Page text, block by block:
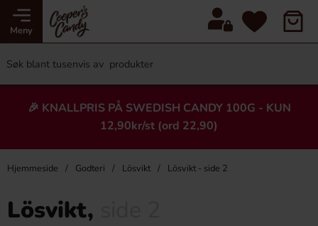
Meny
🎉 KNALLPRIS PÅ SWEDISH CANDY 100G - KUN
12,90kr/st (ord 22,90)
Hjemmeside Godteri Lösvikt Lösvikt - side 2
Lösvikt,